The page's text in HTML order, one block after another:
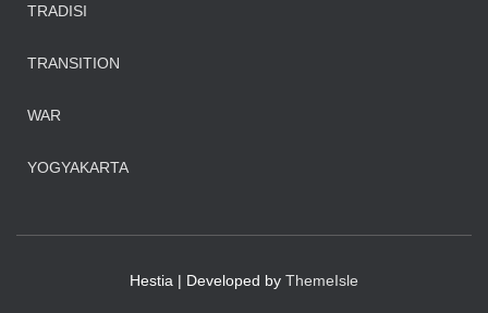
TRADISI
TRANSITION
WAR
YOGYAKARTA
Hestia | Developed by ThemeIsle